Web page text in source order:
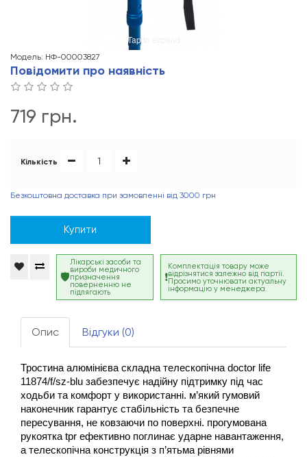
Tap to expand
Модель: НФ-00003827
Повідомити про наявність
719 грн.
Кількість
Безкоштовна доставка при замовленні від 3000 грн
Купити
Лікарські засоби та
вироби медичного
призначення
поверненню не
підлягають
Комплектація товару може
відрізнятися залежно від партії.
Просимо уточнювати актуальну
інформацію у менеджера.
Опис Відгуки (0)
тростина алюмінієва складна телескопічна doctor life
11874/f/sz-blu забезпечує надійну підтримку під час
ходьби та комфорт у використанні. м’який гумовий
наконечник гарантує стабільність та безпечне
пересування, не ковзаючи по поверхні. прогумована
рукоятка tpr ефективно поглинає ударне навантаження,
а телескопічна конструкція з п’ятьма рівнями